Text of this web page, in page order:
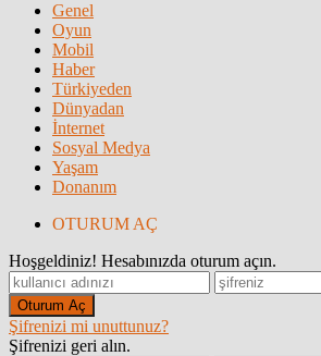
Genel
Oyun
Mobil
Haber
Türkiyeden
Dünyadan
İnternet
Sosyal Medya
Yaşam
Donanım
OTURUM AÇ
Hoşgeldiniz! Hesabınızda oturum açın.
Şifrenizi mi unuttunuz?
Şifrenizi geri alın.